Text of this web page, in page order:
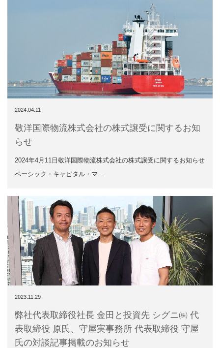
2024.04.11
敬洋国際物流株式会社の株式譲受に関するお知
らせ
2024年4月11日敬洋国際物流株式会社の株式譲受に関するお知らせ
ベーシック・キャピタル・マ…
2023.11.29
弊社代表取締役社長 金田と投資先 シグニ㈱ 代
表取締役 原氏、守屋実事務所 代表取締役 守屋
氏の対談記事掲載のお知らせ